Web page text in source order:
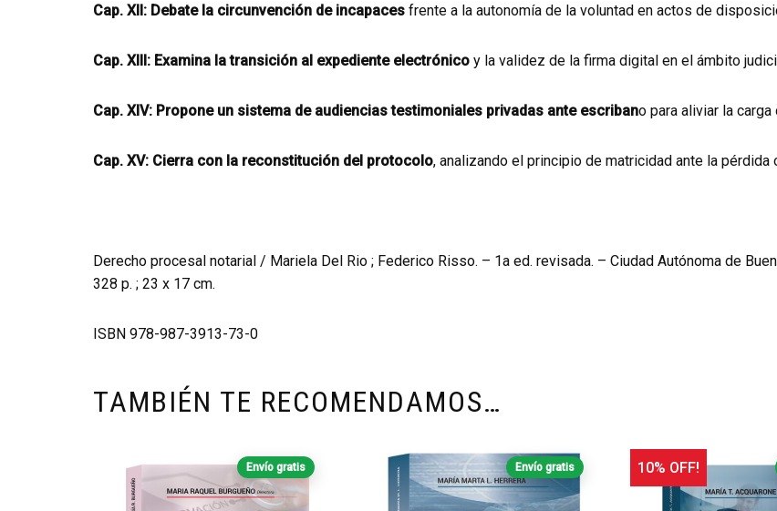
Cap. XII: Debate la circunvención de incapaces frente a la autonomía de la voluntad en actos de
Cap. XIII: Examina la transición al expediente electrónico y la validez de la firma digital en el ámbito
Cap. XIV: Propone un sistema de audiencias testimoniales privadas ante escribano para aliviar la
Cap. XV: Cierra con la reconstitución del protocolo, analizando el principio de matricidad ante la
Derecho procesal notarial / Mariela Del Rio ; Federico Risso. – 1a ed. revisada. – Ciudad Autónoma de
328 p. ; 23 x 17 cm.
ISBN 978-987-3913-73-0
TAMBIÉN TE RECOMENDAMOS…
Envío gratis Envío gratis 10% OFF!